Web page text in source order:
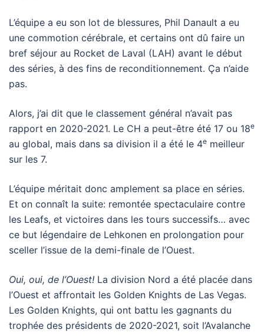
L’équipe a eu son lot de blessures, Phil Danault a eu
une commotion cérébrale, et certains ont dû faire un
bref séjour au Rocket de Laval (LAH) avant le début
des séries, à des fins de reconditionnement. Ça n’aide
pas.
Alors, j’ai dit que le classement général n’avait pas
rapport en 2020-2021. Le CH a peut-être été 17 ou 18e
au global, mais dans sa division il a été le 4e meilleur
sur les 7.
L’équipe méritait donc amplement sa place en séries.
Et on connaît la suite: remontée spectaculaire contre
les Leafs, et victoires dans les tours successifs… avec
ce but légendaire de Lehkonen en prolongation pour
sceller l’issue de la demi-finale de l’Ouest.
Oui, oui, de l’Ouest! La division Nord a été placée dans
l’Ouest et affrontait les Golden Knights de Las Vegas.
Les Golden Knights, qui ont battu les gagnants du
trophée des présidents de 2020-2021, soit l’Avalanche